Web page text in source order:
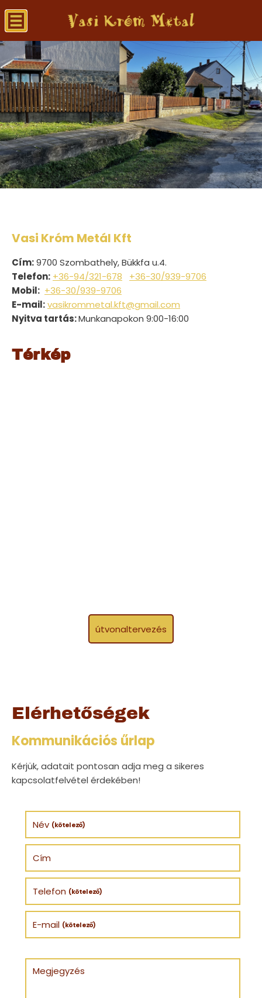
Vasi Króm Metál Kft
Cím:9700 Szombathely, Bükkfa u.4.
Telefon: +36-94/321-678
+36-30/939-9706
Mobil: +36-30/939-9706
E-mail:vasikrommetal.kft@gmail.com
Nyitva tartás:Munkanapokon 9:00-16:00
Térkép
útvonaltervezés
Elérhetőségek
Kommunikációs űrlap
Kérjük, adatait pontosan adja meg a sikeres
kapcsolatfelvétel érdekében!
Név (kötelező)
Cím
Telefon (kötelező)
E-mail (kötelező)
Megjegyzés